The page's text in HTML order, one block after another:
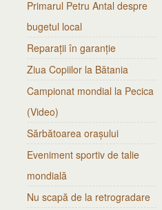
Primarul Petru Antal despre
bugetul local
Reparații în garanție
Ziua Copiilor la Bătania
Campionat mondial la Pecica
(Video)
Sărbătoarea orașului
Eveniment sportiv de talie
mondială
Nu scapă de la retrogradare